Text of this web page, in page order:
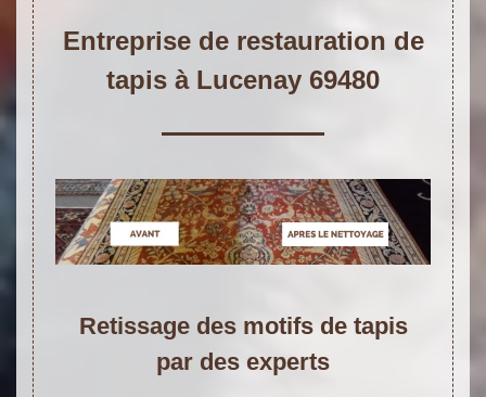
Entreprise de restauration de
tapis à Lucenay 69480
Retissage des motifs de tapis
par des experts